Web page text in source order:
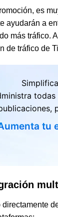
es
ayudarán a
más tráfico.
de tráfico de
tu